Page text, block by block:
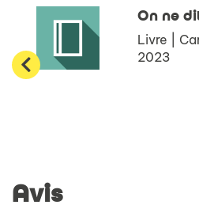
On ne
Livre |
2023
Avis